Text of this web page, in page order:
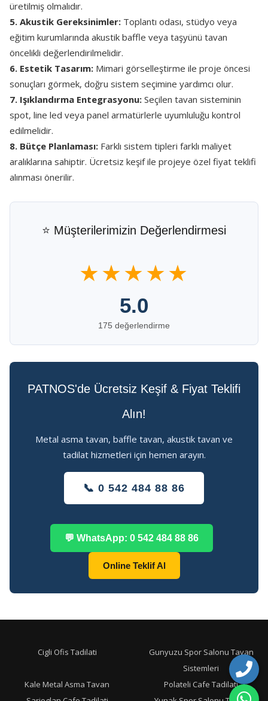
üretilmiş olmalıdır.
5. Akustik Gereksinimler: Toplantı odası, stüdyo veya
eğitim kurumlarında akustik baffle veya taşyünü tavan
öncelikli değerlendirilmelidir.
6. Estetik Tasarım: Mimari görselleştirme ile proje öncesi
sonuçları görmek, doğru sistem seçimine yardımcı olur.
7. Işıklandırma Entegrasyonu: Seçilen tavan sisteminin
spot, line led veya panel armatürlerle uyumluluğu kontrol
edilmelidir.
8. Bütçe Planlaması: Farklı sistem tipleri farklı maliyet
aralıklarına sahiptir. Ücretsiz keşif ile projeye özel fiyat teklifi
alınması önerilir.
⭐ Müşterilerimizin Değerlendirmesi
★★★★★
5.0
175 değerlendirme
PATNOS'de Ücretsiz Keşif & Fiyat Teklifi
Alın!
Metal asma tavan, baffle tavan, akustik tavan ve
tadilat hizmetleri için hemen arayın.
📞 0 542 484 88 86
💬 WhatsApp: 0 542 484 88 86
Online Teklif Al
Cigli Ofis Tadilati
Gunyuzu Spor Salonu Tavan
Sistemleri
Kale Metal Asma Tavan
Polateli Cafe Tadilati